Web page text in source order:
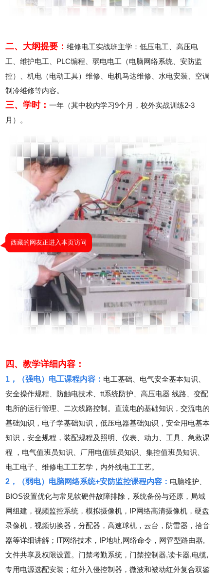
二、大纲提要：维修电工实战班主学：低压电工、高压电
工、维护电工、PLC编程、弱电电工（电脑网络系统、安防监
控）、机电（电动工具）维修、电机马达维修、水电安装、空调
制冷维修等内容。
三、学时：一年（其中校内学习9个月，校外实战训练2-3
月）。
四、教学详细内容：
1，（强电）电工课程内容： 电工基础、电气安全基本知识、
安全操作规程、防触电技术、tt系统防护、高压电器 线路、变配
电所的运行管理、二次线路控制。直流电的基础知识，交流电的
基础知识，电子学基础知识，低压电器基础知识，安全用电基本
知识，安全规程，装配规程及照明、仪表、动力、工具、急救课
程 ，电气值班员知识、厂用电值班员知识、集控值班员知识、
电工电子、维修电工工艺学，内外线电工工艺。
2，（弱电）电脑网络系统+安防监控课程内容： 电脑维护、
BIOS设置优化与常见软硬件故障排除，系统备份与还原，局域
网组建，视频监控系统，模拟摄像机，IP网络高清摄像机，硬盘
录像机，视频切换器，分配器，高速球机，云台，防雷器，拾音
器等详细讲解；IT网络技术，IP地址,网络命令，网管型路由器,
文件共享及权限设置。门禁考勤系统，门禁控制器,读卡器,电缆,
专用电源选配安装；红外入侵控制器，微波和被动红外复合双鉴